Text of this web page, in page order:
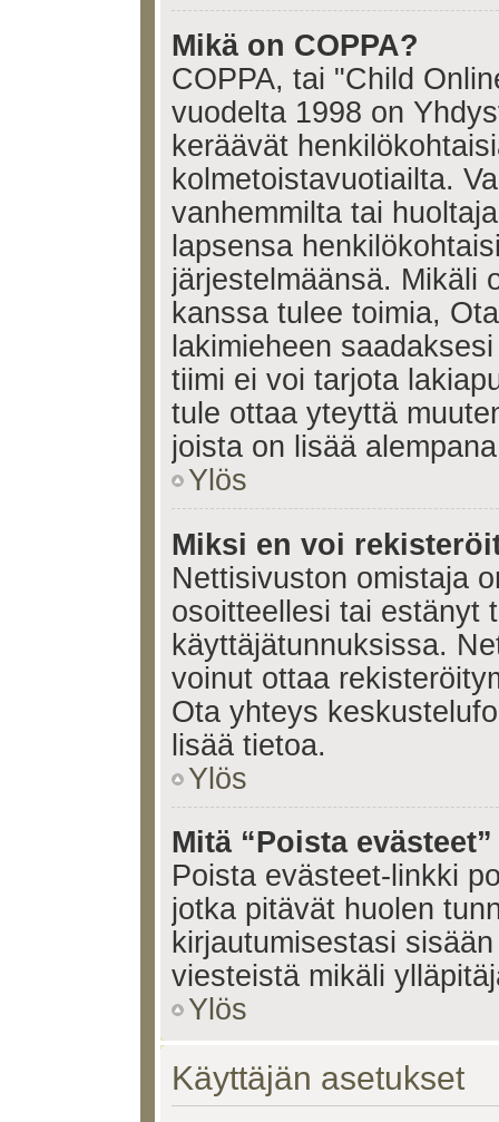
Mikä on COPPA?
COPPA, tai "Child
vuodelta 1998 on
keräävät
kolmetoistavuotiailta.
vanhemmilta tai
lapsensa
järjestelmäänsä. Mikäli
kanssa tulee toimia,
lakimieheen
tiimi ei voi tarjota
tule ottaa yteyttä
joista on lisää
Ylös
Miksi en voi
Nettisivuston omistaja
osoitteellesi tai estänyt
käyttäjätunnuksissa.
voinut ottaa
Ota yhteys
lisää tietoa.
Ylös
Mitä “Poista
Poista evästeet-linkki
jotka pitävät huolen
kirjautumisestasi
viesteistä mikäli
Ylös
Käyttäjän asetukset